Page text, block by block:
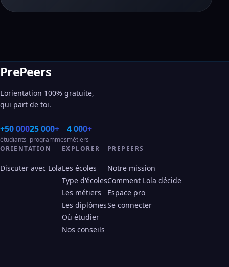
PrePeers
L'orientation 100% gratuite,
qui part de toi.
+50 000
étudiants
25 000+
programmes
4 000+
métiers
ORIENTATION
Discuter avec Lola
EXPLORER
Les écoles
Type d'écoles
Les métiers
Les diplômes
Où étudier
Nos conseils
PREPEERS
Notre mission
Comment Lola décide
Espace pro
Se connecter